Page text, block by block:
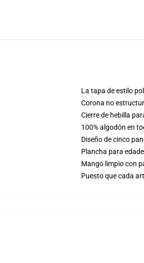
La tapa de estilo
Corona no
Cierre de hebilla
100% algodón en
Diseño de cinco
Plancha para
Mango limpio con
Puesto que cada